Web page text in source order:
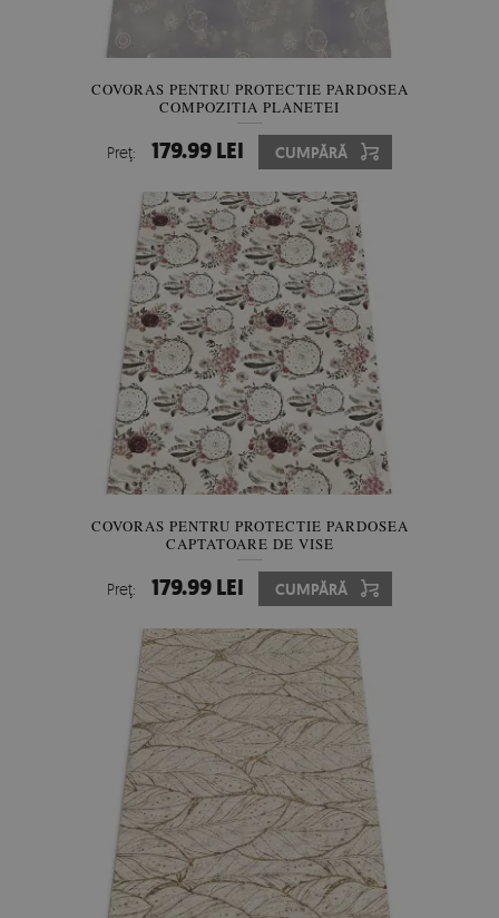
COVORAS PENTRU PROTECTIE PARDOSEA
COMPOZIȚIA PLANETEI
Preţ: 179.99 LEI CUMPĂRĂ
COVORAS PENTRU PROTECTIE PARDOSEA
CAPTATOARE DE VISE
Preţ: 179.99 LEI CUMPĂRĂ